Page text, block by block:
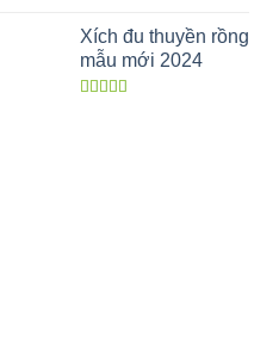
hạng5.00 5
sao
Xích đu thuyền rồng
mẫu mới 2024